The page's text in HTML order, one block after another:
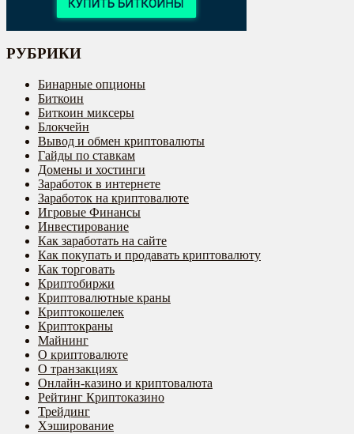
РУБРИКИ
Бинарные опционы
Биткоин
Биткоин миксеры
Блокчейн
Вывод и обмен криптовалюты
Гайды по ставкам
Домены и хостинги
Заработок в интернете
Заработок на криптовалюте
Игровые Финансы
Инвестирование
Как заработать на сайте
Как покупать и продавать криптовалюту
Как торговать
Криптобиржи
Криптовалютные краны
Криптокошелек
Криптокраны
Майнинг
О криптовалюте
О транзакциях
Онлайн-казино и криптовалюта
Рейтинг Криптоказино
Трейдинг
Хэширование